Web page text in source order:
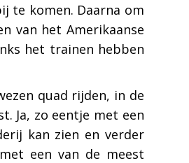
te komen. Daarna om
van het Amerikaanse
het trainen hebben
quad rijden, in de
Ja, zo eentje met een
kan zien en verder
een van de meest